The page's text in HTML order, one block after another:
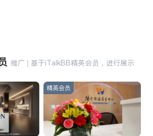
推广 | 基于iTalkBB精英会员，进行展示
精英会员